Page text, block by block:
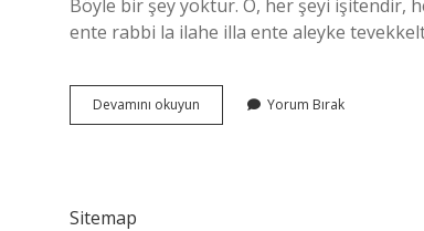
Böyle bir şey yoktur. O, her şeyi işitendir,
ente rabbi la ilahe illa ente aleyke
Devamını okuyun
Çıkarken
Yorum Bırak
Sitemap